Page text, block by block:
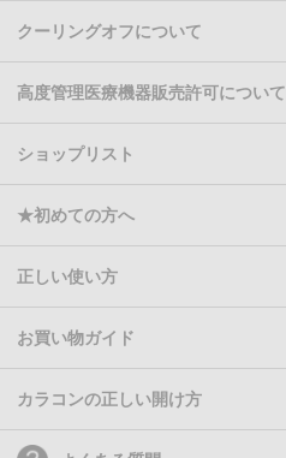
クーリングオフについて
高度管理医療機器販売許可について
ショップリスト
★初めての方へ
正しい使い方
お買い物ガイド
カラコンの正しい開け方